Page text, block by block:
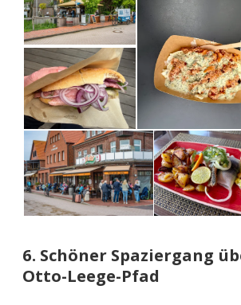
6. Schöner Spaziergang
Otto-Leege-Pfad